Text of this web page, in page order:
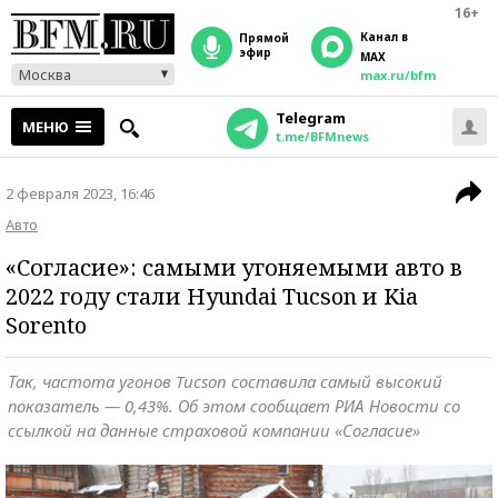
16+
Москва
прямой
эфир
Канал в
MAX
max.ru/bfm
МЕНЮ Telegram
t.me/BFMnews
2 февраля 2023, 16:46
Авто
«Согласие»: самыми угоняемыми авто в
2022 году стали Hyundai Tucson и Kia
Sorento
Так, частота угонов Tucson составила самый высокий
показатель — 0,43%. Об этом сообщает РИА Новости со
ссылкой на данные страховой компании «Согласие»